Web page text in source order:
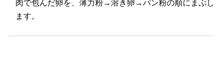
肉で包んだ卵を、薄力粉→溶き卵→パン粉の順にまぶし
ます。